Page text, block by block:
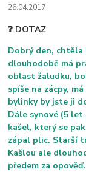
26.04.2017
❓ DOTAZ
Dobrý den, chtěla
dlouhodobě má
oblast žaludku,
spíše na zácpy,
bylinky by jste ji
Dále synové (5
kašel, který se
zápal plic. Starší
Kašlou ale
předem za